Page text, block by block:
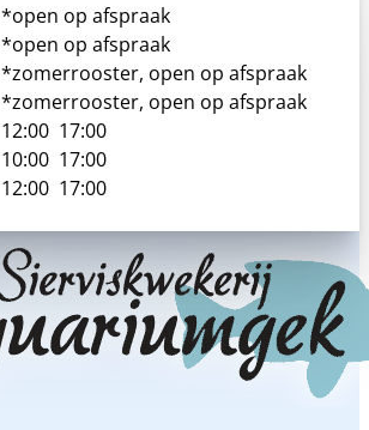
*open op afspraak
*open op afspraak
*zomerrooster, open op afspraak
*zomerrooster, open op afspraak
12:00 17:00
10:00 17:00
12:00 17:00